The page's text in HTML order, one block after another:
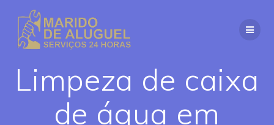
Limpeza de caixa
de água em